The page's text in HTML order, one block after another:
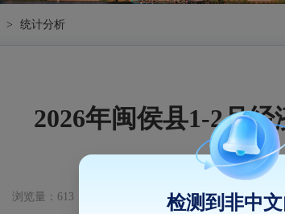
> 统计分析
2026年闽侯县1-2月
浏览量：613 检测到非中